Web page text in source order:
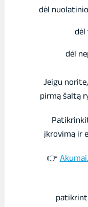
dėl
dėl
dėl
Jeigu
pirmą šaltą
įkrovimą ir
👉